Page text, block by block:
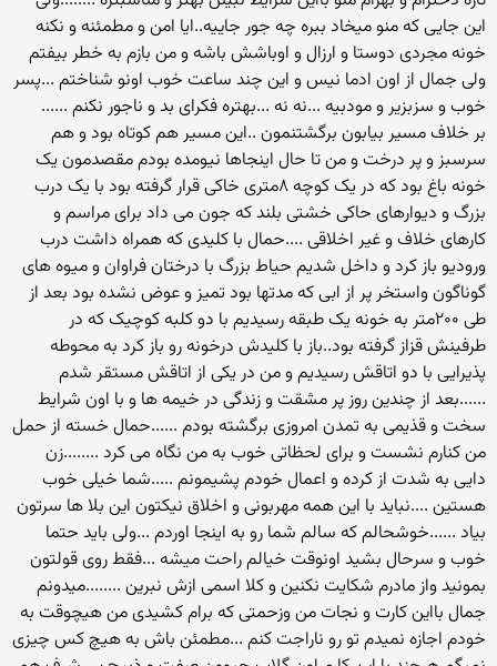
این جایی که منو میخاد ببره چه جور جاییه..ایا امن و مطمئنه و نکنه
خونه مجردی دوستا و ارزال و اوباشش باشه و من بازم به خطر بیفتم
ولی جمال از اون ادما نیس و این چند ساعت خوب اونو شناختم ...پسر
خوب و سزبزیر و مودبیه ...نه نه ...بهتره فکرای بد و ناجور نکنم ......
بر خلاف مسیر بیابون برگشتنمون ..این مسیر هم کوتاه بود و هم
سرسبز و پر درخت و من تا حال اینجاها نیومده بودم مقصدمون یک
خونه باغ بود که در یک کوچه ۸متری خاکی قرار گرفته بود با یک درب
بزرگ و دیوارهای حاکی خشتی بلند که جون می داد برای مراسم و
کارهای خلاف و غیر اخلاقی ....حمال با کلیدی که همراه داشت درب
ورودیو باز کرد و داخل شدیم حیاط بزرگ با درختان فراوان و میوه های
گوناگون واستخر پر از ابی که مدتها بود تمیز و عوض نشده بود بعد از
طی ۲۰۰متر به خونه یک طبقه رسیدیم با دو کلبه کوچیک که در
طرفینش قزاز گرفته بود..باز با کلیدش درخونه رو باز کرد به محوطه
پذیرایی با دو اتاقش رسیدیم و من در یکی از اتاقش مستقر شدم
......بعد از چندین روز پر مشقت و زندگی در خیمه ها و با اون شرایط
سخت و قذیمی به تمدن امروزی برگشته بودم ......حمال خسته از حمل
من کنارم نشست و برای لحظاتی خوب به من نگاه می کرد ........زن
دایی به شدت از کرده و اعمال خودم پشیمونم .....شما خیلی خوب
هستین ....نباید با این همه مهربونی و اخلاق نیکتون این بلا ها سرتون
بیاد ......خوشحالم که سالم شما رو به اینجا اوردم ...ولی باید حتما
خوب و سرحال بشید اونوقت خیالم راحت میشه ...فقط روی قولتون
بمونید واز مادرم شکایت نکنین و کلا اسمی ازش نبرین ........میدونم
جمال بااین کارت و نجات من وزحمتی که برام کشیدی من هیچوقت به
خودم اجازه نمیدم تو رو ناراجت کنم ...مطمئن باش به هیچ کس چیزی